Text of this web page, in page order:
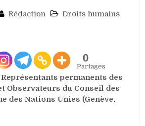
Rédaction
Droits humains
0
Partages
permanents des
Observateurs du Conseil des
des Nations Unies (Genève,